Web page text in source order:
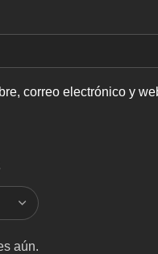
aún.
correo electrónico y